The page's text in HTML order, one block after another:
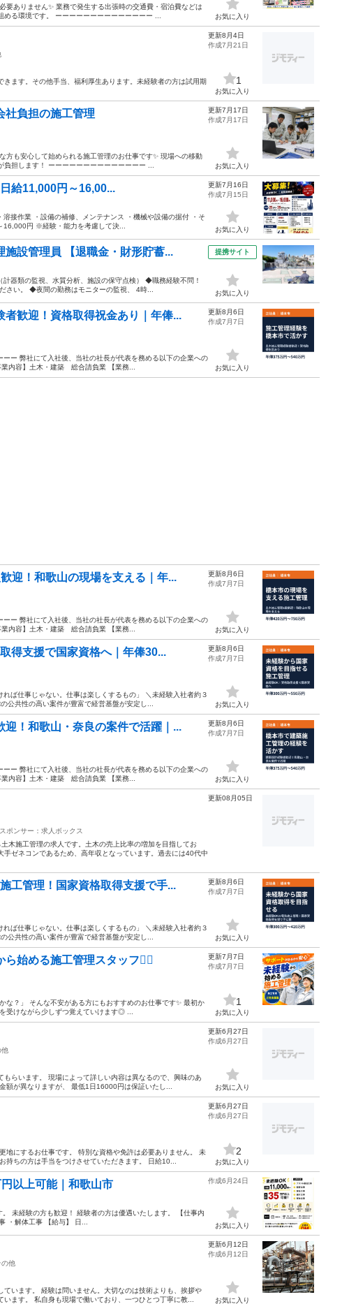
要ありません✨ 業務で発生する出張時の交通費・宿泊費などは
る環境です。 ーーーーーーーーーーーーーー ...
お気に入り
ます。その他手当、福利厚生あります。未経験者の方は試用期
更新8月4日
作成7月21日
1
お気に入り
社負担の施工管理
方も安心して始められる施工管理のお仕事です✨ 現場への移動
担します！ ーーーーーーーーーーーーーー ...
更新7月17日
作成7月17日
お気に入り
給11,000円～16,00...
接作業 ・設備の補修、メンテナンス ・機械や設備の据付 ・そ
円 ※経験・能力を考慮して決...
更新7月16日
作成7月15日
お気に入り
設管理員 【退職金・財形貯蓄...
器類の監視、水質分析、施設の保守点検） ◆職務経験不問！
さい。 ◆夜間の勤務はモニターの監視、 4時...
提携サイト
お気に入り
者歓迎！資格取得祝金あり｜年俸...
ー 弊社にて入社後、当社の社長が代表を務める以下の企業への
内容】土木・建築 総合請負業 【業務...
更新8月6日
作成7月7日
お気に入り
迎！和歌山の現場を支える｜年...
ー 弊社にて入社後、当社の社長が代表を務める以下の企業への
内容】土木・建築 総合請負業 【業務...
更新8月6日
作成7月7日
お気に入り
得支援で国家資格へ｜年俸30...
ば仕事じゃない。仕事は楽しくするもの」 ＼未経験入社者約３
共性の高い案件が豊富で経営基盤が安定し...
更新8月6日
作成7月7日
お気に入り
迎！和歌山・奈良の案件で活躍｜...
ー 弊社にて入社後、当社の社長が代表を務める以下の企業への
内容】土木・建築 総合請負業 【業務...
更新8月6日
作成7月7日
お気に入り
スポンサー：求人ボックス
木施工管理の求人です。土木の売上比率の増加を目指してお
ゼネコンであるため、高年収となっています。過去には40代中
更新08月05日
工管理！国家資格取得支援で手...
ば仕事じゃない。仕事は楽しくするもの」 ＼未経験入社者約３
共性の高い案件が豊富で経営基盤が安定し...
更新8月6日
作成7月7日
お気に入り
ら始める施工管理スタッフ👷‍♂️
な？」 そんな不安がある方にもおすすめのお仕事です✨ 最初か
受けながら少しずつ覚えていけます◎ ...
更新7月7日
作成7月7日
1
お気に入り
他
らいます。 現場によって詳しい内容は異なるので、興味のあ
額が異なりますが、 最低1日16000円は保証いたし...
更新6月27日
作成6月27日
お気に入り
地にするお仕事です。 特別な資格や免許は必要ありません。 未
ちの方は手当をつけさせていただきます。 日給10...
更新6月27日
作成6月27日
2
お気に入り
以上可能｜和歌山市
未経験の方も歓迎！ 経験者の方は優遇いたします。 【仕事内
・解体工事 【給与】 日...
作成6月24日
お気に入り
の他
います。 経験は問いません。大切なのは技術よりも、挨拶や
ます。 私自身も現場で働いており、一つひとつ丁寧に教...
更新6月12日
作成6月12日
お気に入り